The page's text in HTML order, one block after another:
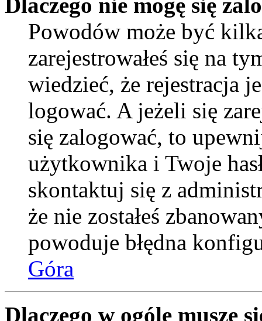
Dlaczego nie mogę się
Powodów może być
zarejestrowałeś się na
wiedzieć, że rejestracja
logować. A jeżeli się
się zalogować, to
użytkownika i Twoje
skontaktuj się z
że nie zostałeś
powoduje błędna
Góra
Dlaczego w ogóle muszę